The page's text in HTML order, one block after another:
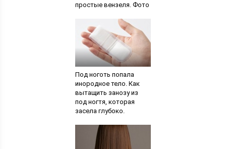
простые вензеля. Фото
Под ноготь попала
инородное тело. Как
вытащить занозу из
под ногтя, которая
засела глубоко.
занозы из-под ногтя